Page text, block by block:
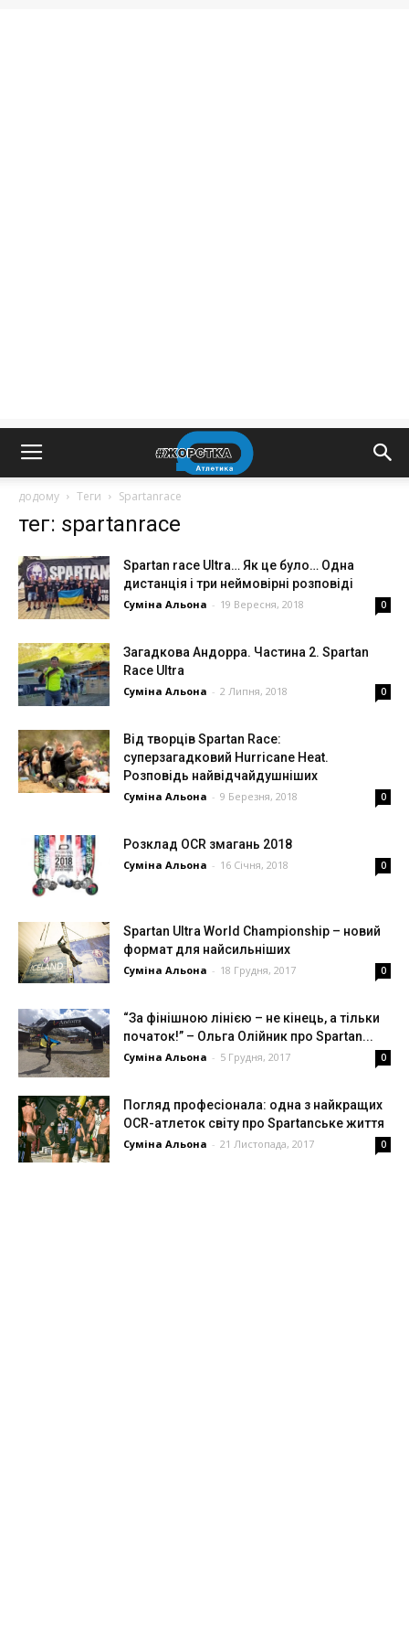
додому Теги Spartanrace
тег: spartanrace
Spartan race Ultra… Як це було… Одна
дистанція і три неймовірні розповіді
Суміна Альона - 19 Вересня, 2018 0
Загадкова Андорра. Частина 2. Spartan
Race Ultra
Суміна Альона - 2 Липня, 2018 0
Від творців Spartan Race:
суперзагадковий Hurricane Heat.
Розповідь найвідчайдушніших
Суміна Альона - 9 Березня, 2018 0
Розклад OCR змагань 2018
Суміна Альона - 16 Січня, 2018 0
Spartan Ultra World Championship – новий
формат для найсильніших
Суміна Альона - 18 Грудня, 2017 0
“За фінішною лінією – не кінець, а тільки
початок!” – Ольга Олійник про Spartan...
Суміна Альона - 5 Грудня, 2017 0
Погляд професіонала: одна з найкращих
OCR-атлеток світу про Spartanське життя
Суміна Альона - 21 Листопада, 2017 0